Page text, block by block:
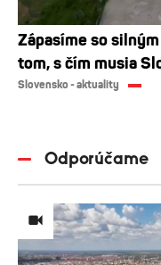
Zápasíme so
tom, s čím musia
Slovensko - aktuality
Odporúčame